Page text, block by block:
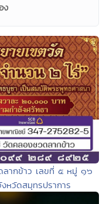
ง
ากข้าว เลขที่ ๕ หมู่ ๑๖
หวัดสมุทรปราการ